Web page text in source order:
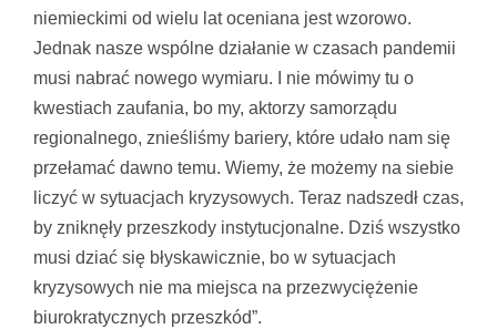
niemieckimi od wielu lat oceniana jest wzorowo.
Jednak nasze wspólne działanie w czasach pandemii
musi nabrać nowego wymiaru. I nie mówimy tu o
kwestiach zaufania, bo my, aktorzy samorządu
regionalnego, znieśliśmy bariery, które udało nam się
przełamać dawno temu. Wiemy, że możemy na siebie
liczyć w sytuacjach kryzysowych. Teraz nadszedł czas,
by zniknęły przeszkody instytucjonalne. Dziś wszystko
musi dziać się błyskawicznie, bo w sytuacjach
kryzysowych nie ma miejsca na przezwyciężenie
biurokratycznych przeszkód”.